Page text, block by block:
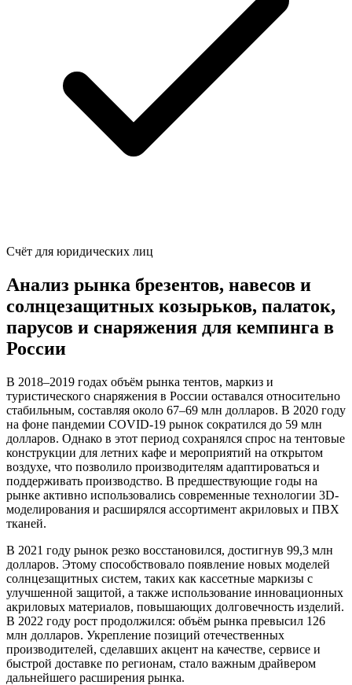
Счёт для юридических лиц
Анализ рынка брезентов, навесов и
солнцезащитных козырьков, палаток,
парусов и снаряжения для кемпинга в
России
В 2018–2019 годах объём рынка тентов, маркиз и
туристического снаряжения в России оставался относительно
стабильным, составляя около 67–69 млн долларов. В 2020 году
на фоне пандемии COVID-19 рынок сократился до 59 млн
долларов. Однако в этот период сохранялся спрос на тентовые
конструкции для летних кафе и мероприятий на открытом
воздухе, что позволило производителям адаптироваться и
поддерживать производство. В предшествующие годы на
рынке активно использовались современные технологии 3D-
моделирования и расширялся ассортимент акриловых и ПВХ
тканей.
В 2021 году рынок резко восстановился, достигнув 99,3 млн
долларов. Этому способствовало появление новых моделей
солнцезащитных систем, таких как кассетные маркизы с
улучшенной защитой, а также использование инновационных
акриловых материалов, повышающих долговечность изделий.
В 2022 году рост продолжился: объём рынка превысил 126
млн долларов. Укрепление позиций отечественных
производителей, сделавших акцент на качестве, сервисе и
быстрой доставке по регионам, стало важным драйвером
дальнейшего расширения рынка.